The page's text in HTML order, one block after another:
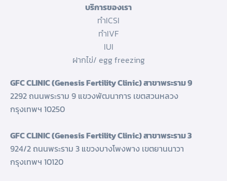
บริการของเรา
ทำICSI
ทำIVF
IUI
ฝากไข่/ egg freezing
GFC CLINIC (Genesis Fertility Clinic) สาขาพระราม 9
2292 ถนนพระราม 9 แขวงพัฒนาการ เขตสวนหลวง
กรุงเทพฯ 10250
GFC CLINIC (Genesis Fertility Clinic) สาขาพระราม 3
924/2 ถนนพระราม 3 แขวงบางโพงพาง เขตยานนาวา
กรุงเทพฯ 10120